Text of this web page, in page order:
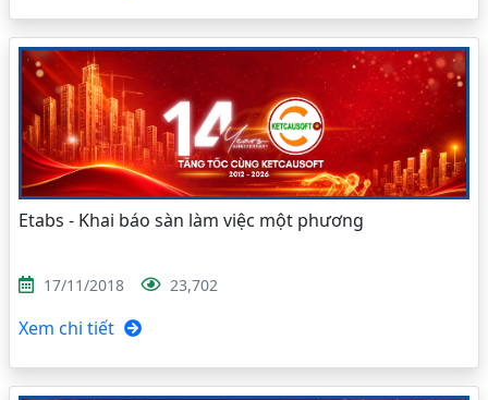
Etabs - Khai báo sàn làm việc một phương
17/11/2018 23,702
Xem chi tiết